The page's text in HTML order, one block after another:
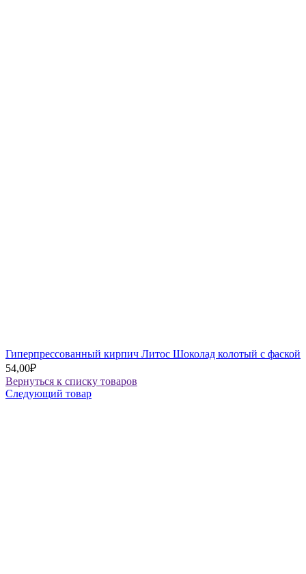
Гиперпрессованный кирпич Литос Шоколад колотый с фаской
54,00₽
Вернуться к списку товаров
Следующий товар